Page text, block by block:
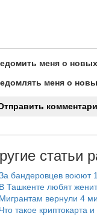
меня о
меня о
статьи
бандеровцев воюют
В Ташкенте любят
Мигрантам вернули 4
Что такое криптокарта